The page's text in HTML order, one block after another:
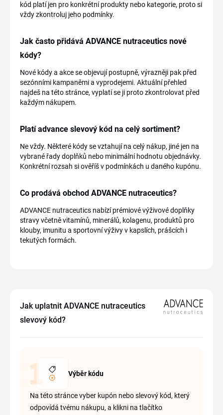
kód platí jen pro konkrétní produkty nebo kategorie, proto si
vždy zkontroluj jeho podmínky.
Jak často přidává ADVANCE nutraceutics nové
kódy?
Nové kódy a akce se objevují postupně, výrazněji pak před
sezónními kampaněmi a vyprodejemi. Aktuální přehled
najdeš na této stránce, vyplatí se ji proto zkontrolovat před
každým nákupem.
Platí advance slevový kód na celý sortiment?
Ne vždy. Některé kódy se vztahují na celý nákup, jiné jen na
vybrané řady doplňků nebo minimální hodnotu objednávky.
Konkrétní rozsah si ověříš v podmínkách u daného kupónu.
Co prodává obchod ADVANCE nutraceutics?
ADVANCE nutraceutics nabízí prémiové výživové doplňky
stravy včetně vitamínů, minerálů, kolagenu, produktů pro
klouby, imunitu a sportovní výživy v kapslích, prášcích i
tekutých formách.
Jak uplatnit ADVANCE nutraceutics
slevový kód?
Výběr kódu
Na této stránce vyber kupón nebo slevový kód, který
odpovídá tvému nákupu, a klikni na tlačítko